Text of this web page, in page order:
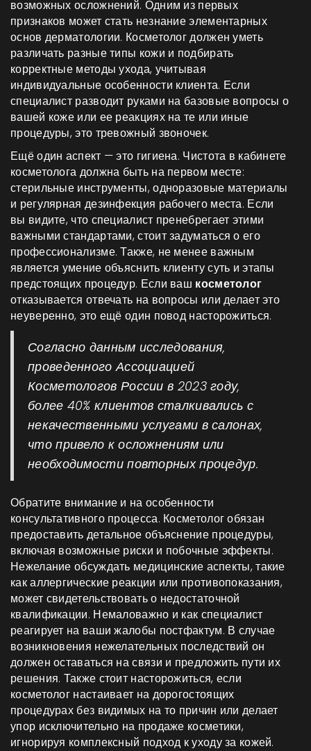
возможных осложнений. Одним из первых
признаков может стать незнание элементарных
основ дерматологии. Косметолог должен уметь
различать разные типы кожи и подбирать
корректные методы ухода, учитывая
индивидуальные особенности клиента. Если
специалист разводит руками на базовые вопросы о
вашей коже или ее реакциях на те или иные
процедуры, это тревожный звоночек.
Ещё один аспект — это гигиена. Чистота в кабинете
косметолога должна быть на первом месте:
стерильные инструменты, одноразовые материалы
и регулярная дезинфекция рабочего места. Если
вы видите, что специалист пренебрегает этими
важными стандартами, стоит задуматься о его
профессионализме. Также, не менее важным
является умение объяснить клиенту суть и этапы
предстоящих процедур. Если ваш косметолог
отказывается отвечать на вопросы или делает это
неуверенно, это ещё один повод насторожиться.
Согласно данным исследования,
проведенного Ассоциацией
Косметологов России в 2023 году,
более 40% клиентов сталкивались с
некачественными услугами в салонах,
что привело к осложнениям или
необходимости повторных процедур.
Обратите внимание и на особенности
консультативного процесса. Косметолог обязан
предоставить детальное объяснение процедуры,
включая возможные риски и побочные эффекты.
Нежелание обсуждать медицинские аспекты, такие
как аллергические реакции или противопоказания,
может свидетельствовать о недостаточной
квалификации. Немаловажно и как специалист
реагирует на ваши жалобы постфактум. В случае
возникновения нежелательных последствий он
должен оставаться на связи и предложить пути их
решения. Также стоит насторожиться, если
косметолог настаивает на дорогостоящих
процедурах без видимых на то причин или делает
упор исключительно на продаже косметики,
игнорируя комплексный подход к уходу за кожей.